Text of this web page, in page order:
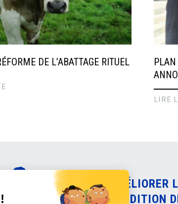
DE L’ABATTAGE RITUEL
LIRE
AMÉLIORER
CONDITION